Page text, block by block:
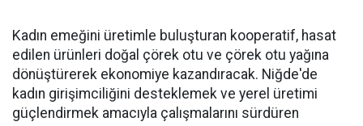
Kadın emeğini üretimle buluşturan kooperatif, hasat
edilen ürünleri doğal çörek otu ve çörek otu yağına
dönüştürerek ekonomiye kazandıracak. Niğde'de
kadın girişimciliğini desteklemek ve yerel üretimi
güçlendirmek amacıyla çalışmalarını sürdüren